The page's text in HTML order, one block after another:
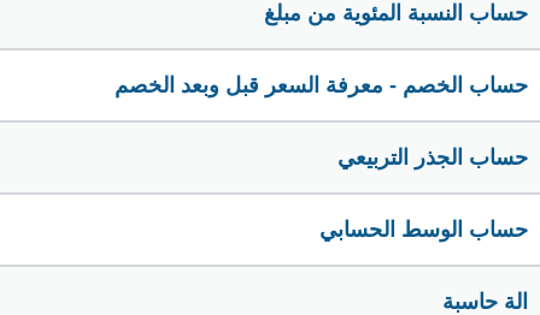
حساب النسبة المئوية من مبلغ
حساب الخصم - معرفة السعر قبل وبعد الخصم
حساب الجذر التربيعي
حساب الوسط الحسابي
الة حاسبة